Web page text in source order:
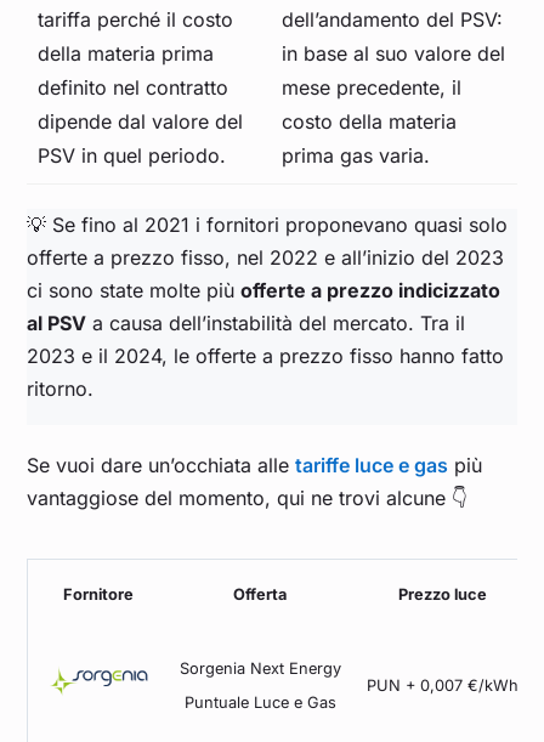
tariffa perché il costo
della materia prima
definito nel contratto
dipende dal valore del
PSV in quel periodo.
dell’andamento del PSV:
in base al suo valore del
mese precedente, il
costo della materia
prima gas varia.
💡 Se fino al 2021 i fornitori proponevano quasi solo
offerte a prezzo fisso, nel 2022 e all’inizio del 2023
ci sono state molte piùofferte a prezzo indicizzato
al PSV a causa dell’instabilità del mercato. Tra il
2023 e il 2024, le offerte a prezzo fisso hanno fatto
ritorno.
Se vuoi dare un’occhiata alletariffe luce e gas più
vantaggiose del momento, qui ne trovi alcune 👇
Fornitore Offerta Prezzo luce
Sorgenia Next Energy
Puntuale Luce e Gas
PUN + 0,007 €/kWh